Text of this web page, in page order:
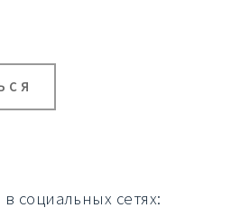
социальных сетях: